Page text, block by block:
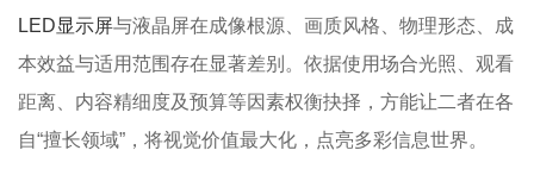
LED显示屏与液晶屏在成像根源、画质风格、物理形态、成
本效益与适用范围存在显著差别。依据使用场合光照、观看
距离、内容精细度及预算等因素权衡抉择，方能让二者在各
自“擅长领域”，将视觉价值最大化，点亮多彩信息世界。